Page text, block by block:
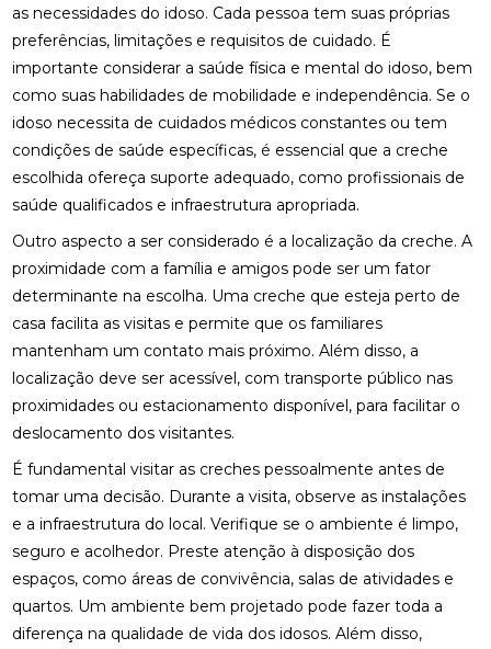
as necessidades do idoso. Cada pessoa tem suas próprias
preferências, limitações e requisitos de cuidado. É
importante considerar a saúde física e mental do idoso, bem
como suas habilidades de mobilidade e independência. Se o
idoso necessita de cuidados médicos constantes ou tem
condições de saúde específicas, é essencial que a creche
escolhida ofereça suporte adequado, como profissionais de
saúde qualificados e infraestrutura apropriada.
Outro aspecto a ser considerado é a localização da creche. A
proximidade com a família e amigos pode ser um fator
determinante na escolha. Uma creche que esteja perto de
casa facilita as visitas e permite que os familiares
mantenham um contato mais próximo. Além disso, a
localização deve ser acessível, com transporte público nas
proximidades ou estacionamento disponível, para facilitar o
deslocamento dos visitantes.
É fundamental visitar as creches pessoalmente antes de
tomar uma decisão. Durante a visita, observe as instalações
e a infraestrutura do local. Verifique se o ambiente é limpo,
seguro e acolhedor. Preste atenção à disposição dos
espaços, como áreas de convivência, salas de atividades e
quartos. Um ambiente bem projetado pode fazer toda a
diferença na qualidade de vida dos idosos. Além disso,